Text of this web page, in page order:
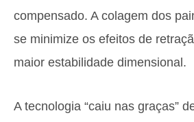
compensado. A colagem dos
se minimize os efeitos de
maior estabilidade dimensional.
A tecnologia “caiu nas graças”